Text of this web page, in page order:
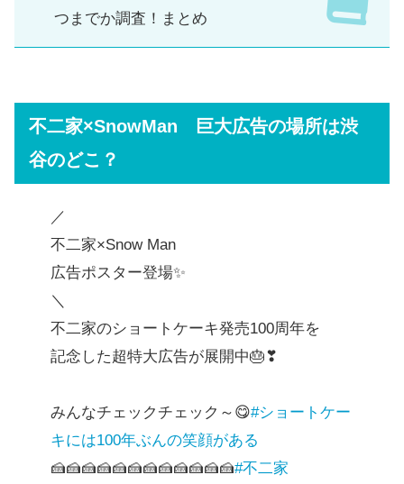
つまでか調査！まとめ
不二家×SnowMan 巨大広告の場所は渋
谷のどこ？
／
不二家×Snow Man
広告ポスター登場✨
＼
不二家のショートケーキ発売100周年を
記念した超特大広告が展開中🎂❣
みんなチェックチェック～😋#ショートケー
キには100年ぶんの笑顔がある
🍰🍰🍰🍰🍰🍰🍰🍰🍰🍰🍰🍰#不二家